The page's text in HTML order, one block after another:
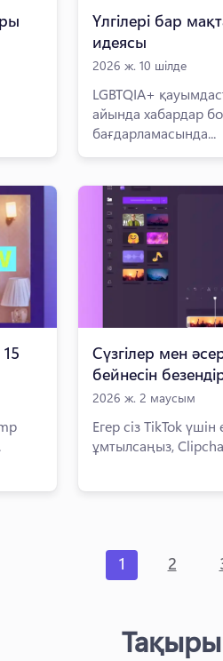
Үлгілері бар
идеясы
2026 ж. 10 шілде
LGBTQIA+
айында хабардар
бағдарламасында...
Сүзгілер мен
бейнесін
2026 ж. 2 маусым
Егер сіз TikTok
ұмтылсаңыз,
1 2